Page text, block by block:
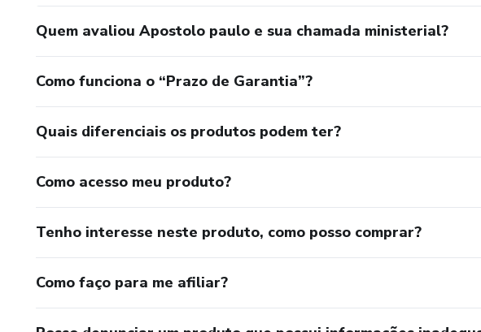
Quem avaliou Apostolo paulo e sua chamada ministerial?
Como funciona o “Prazo de Garantia”?
Quais diferenciais os produtos podem ter?
Como acesso meu produto?
Tenho interesse neste produto, como posso comprar?
Como faço para me afiliar?